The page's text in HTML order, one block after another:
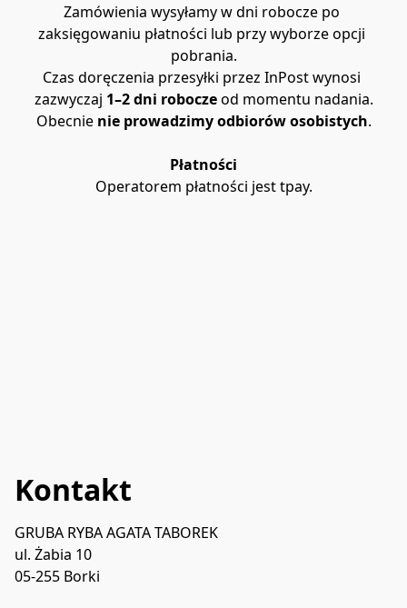
Zamówienia wysyłamy w dni robocze po
zaksięgowaniu płatności lub przy wyborze opcji
pobrania.
Czas doręczenia przesyłki przez InPost wynosi
zazwyczaj 1–2 dni robocze od momentu nadania.
Obecnie nie prowadzimy odbiorów osobistych.
Płatności
Operatorem płatności jest tpay.
Kontakt
GRUBA RYBA AGATA TABOREK
ul. Żabia 10
05-255 Borki